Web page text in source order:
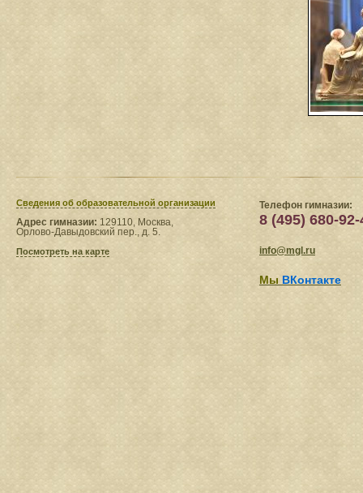
Сведения​ об образовательной организации
Адрес гимназии: 129110, Москва,
Орлово-Давыдовский пер., д. 5.
Посмотреть на карте
Телефон гимназии:
8 (495) 680-92-
info@mgl.ru
Мы ВКонтакте